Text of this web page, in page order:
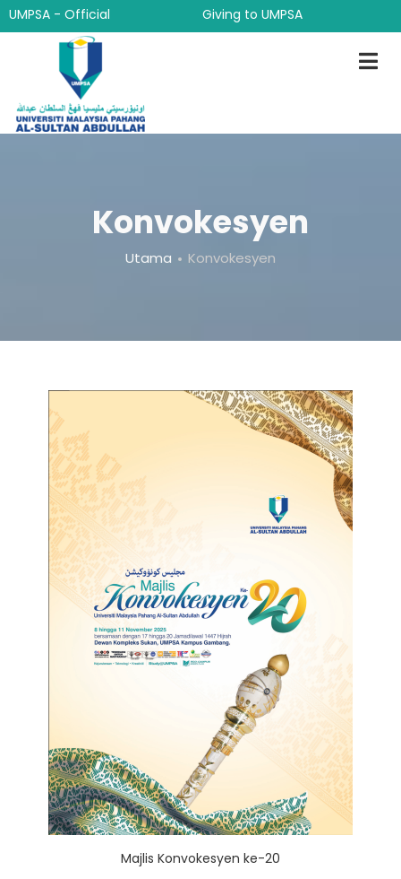
Langkau
ke
kandungan
UMPSA - Official Giving to UMPSA
Konvokesyen
Breadcrumb
Utama Konvokesyen
Majlis Konvokesyen ke-20